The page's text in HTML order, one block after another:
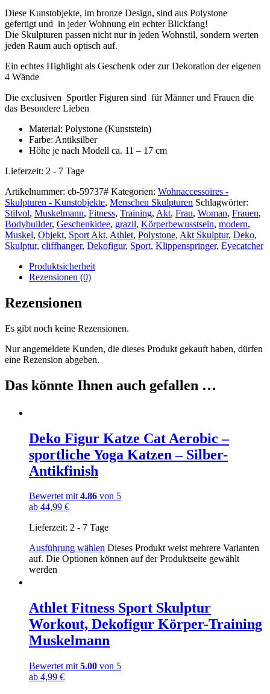
Diese Kunstobjekte, im bronze Design, sind aus Polystone
gefertigt und in jeder Wohnung ein echter Blickfang!
Die Skulpturen passen nicht nur in jeden Wohnstil, sondern werten
jeden Raum auch optisch auf.
Ein echtes Highlight als Geschenk oder zur Dekoration der eigenen
4 Wände
Die exclusiven Sportler Figuren sind für Männer und Frauen die
das Besondere Lieben
Material: Polystone (Kunststein)
Farbe: Antiksilber
Höhe je nach Modell ca. 11 – 17 cm
Lieferzeit: 2 - 7 Tage
Artikelnummer: cb-59737# Kategorien: Wohnaccessoires -
Skulpturen - Kunstobjekte, Menschen Skulpturen Schlagwörter:
Stilvol, Muskelmann, Fitness, Training, Akt, Frau, Woman, Frauen,
Bodybuilder, Geschenkidee, grazil, Körperbewusstsein, modern,
Muskel, Objekt, Sport Akt, Athlet, Polystone, Akt Skulptur, Deko,
Skulptur, cliffhanger, Dekofigur, Sport, Klippenspringer, Eyecatcher
Produktsicherheit
Rezensionen (0)
Rezensionen
Es gibt noch keine Rezensionen.
Nur angemeldete Kunden, die dieses Produkt gekauft haben, dürfen
eine Rezension abgeben.
Das könnte Ihnen auch gefallen …
Deko Figur Katze Cat Aerobic –
sportliche Yoga Katzen – Silber-
Antikfinish
Bewertet mit4.86 von 5
ab 44,99 €
Lieferzeit: 2 - 7 Tage
Ausführung wählen Dieses Produkt weist mehrere Varianten
auf. Die Optionen können auf der Produktseite gewählt
werden
Athlet Fitness Sport Skulptur
Workout, Dekofigur Körper-Training
Muskelmann
Bewertet mit 5.00 von 5
ab 4,99 €